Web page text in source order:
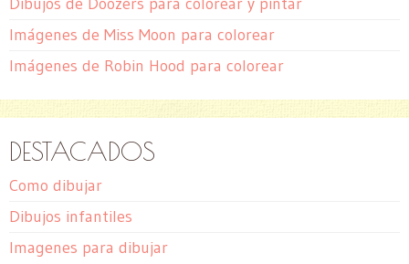
Imágenes de Miss Moon para colorear
Imágenes de Robin Hood para colorear
DESTACADOS
Como dibujar
Dibujos infantiles
Imagenes para dibujar